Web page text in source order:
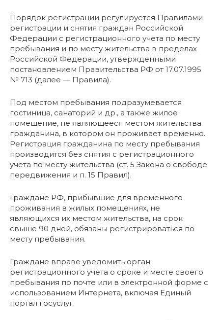
Порядок регистрации регулируется Правилами
регистрации и снятия граждан Российской
Федерации с регистрационного учета по месту
пребывания и по месту жительства в пределах
Российской Федерации, утвержденными
постановлением Правительства РФ от 17.07.1995
№ 713 (далее — Правила).
Под местом пребывания подразумевается
гостиница, санаторий и др., а также жилое
помещение, не являющееся местом жительства
гражданина, в котором он проживает временно.
Регистрация гражданина по месту пребывания
производится без снятия с регистрационного
учета по месту жительства (ст. 5 Закона о свободе
передвижения и п. 15 Правил).
Граждане РФ, прибывшие для временного
проживания в жилых помещениях, не
являющихся их местом жительства, на срок
свыше 90 дней, обязаны регистрироваться по
месту пребывания.
Граждане вправе уведомить орган
регистрационного учета о сроке и месте своего
пребывания по почте или в электронной форме с
использованием Интернета, включая Единый
портал госуслуг.